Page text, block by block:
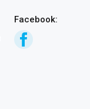
Facebook: